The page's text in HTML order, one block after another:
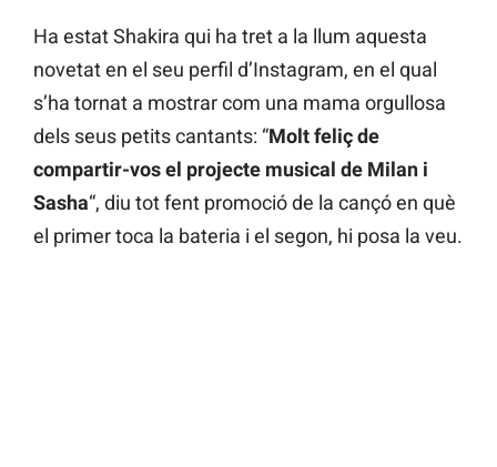
Ha estat Shakira qui ha tret a la llum aquesta
novetat en el seu perfil d’Instagram, en el qual
s’ha tornat a mostrar com una mama orgullosa
dels seus petits cantants: “Molt feliç de
compartir-vos el projecte musical de Milan i
Sasha“, diu tot fent promoció de la cançó en què
el primer toca la bateria i el segon, hi posa la veu.